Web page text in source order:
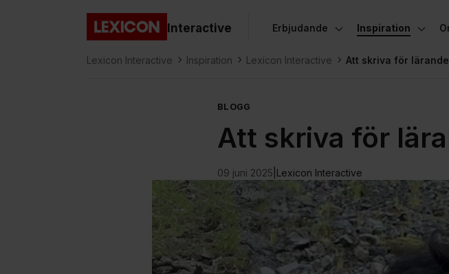
Gå direkt till huvudinnehållet
Lexicon
Interactive Erbjudande Inspiration
Lexicon Interactive Inspiration Lexicon Interactive Att skriva för lärande
BLOGG
Att skriva för
09 juni 2025 Lexicon Interactive